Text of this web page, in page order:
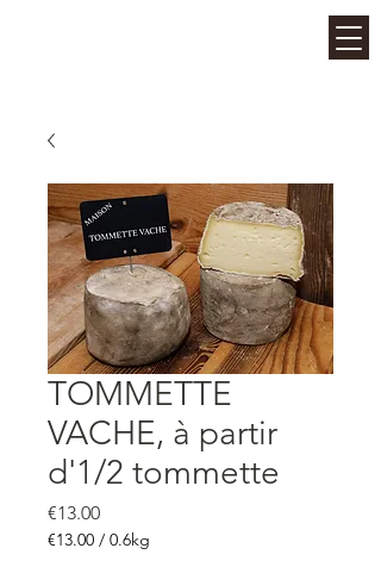
TOMMETTE
VACHE, à partir
d'1/2 tommette
€13.00Price
€13.00 / 0.6kg